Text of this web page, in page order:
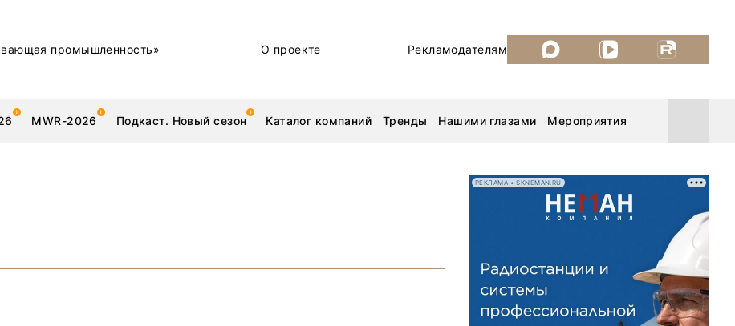
промышленность» О проекте Рекламодателям
MWR-2026 Подкаст. Новый сезон Каталог компаний Тренды Нашими глазами Мероприятия
Техника и технологии MiningWorld Russia 2026
ДП Подкаст. Новый сезон
РЕКЛАМА • SKNEMAN.RU